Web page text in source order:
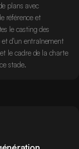
plans avec
référence et
le casting des
et d'un entraînement
le cadre de la charte
stade.